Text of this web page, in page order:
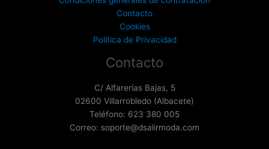
Contacto
Cookies
Política de Privacidad
Contacto
C/ Alfarerías Bajas, 5
02600 Villarrobledo (Albacete)
Teléfono: 623 380 005
Correo: soporte@dsalirmoda.com